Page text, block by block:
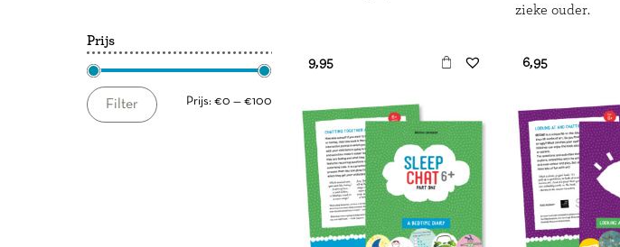
Prijs
Min.
Max.Filter Prijs: €0 — €100
€ 9,95
zieke ouder.
€ 6,95